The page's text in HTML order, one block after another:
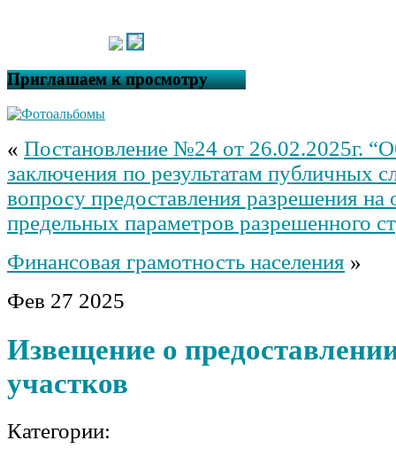
Приглашаем к просмотру
« Постановление №24 от 26.02.2025г.
заключения по результатам публичных
вопросу предоставления разрешения на
предельных параметров разрешенного
Финансовая грамотность населения »
Фев 27 2025
Извещение о
участков
Категории: